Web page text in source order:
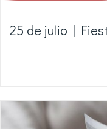
25 de julio |